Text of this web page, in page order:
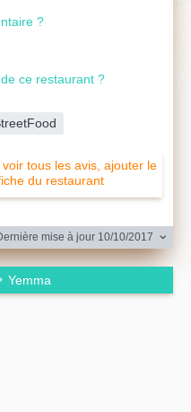
?
ce restaurant ?
tous les avis, ajouter le
du restaurant
mise à jour 10/10/2017
Yemma